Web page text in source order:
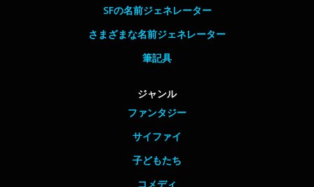
SFの名前ジェネレーター
さまざまな名前ジェネレーター
筆記具
ジャンル
ファンタジー
サイファイ
子どもたち
コメディ